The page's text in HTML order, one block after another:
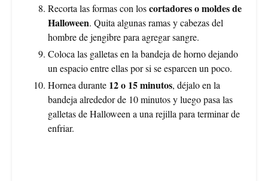
Recorta las formas con loscortadores o moldes de
Halloween. Quita algunas ramas y cabezas del
hombre de jengibre para agregar sangre.
Coloca las galletas en la bandeja de horno dejando
un espacio entre ellas por si se esparcen un poco.
Hornea durante 12 o 15 minutos, déjalo en la
bandeja alrededor de 10 minutos y luego pasa las
galletas de Halloween a una rejilla para terminar de
enfriar.